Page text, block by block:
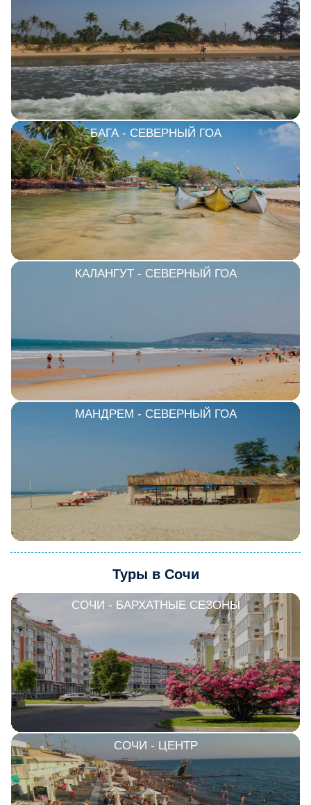
БАГА - СЕВЕРНЫЙ ГОА
КАЛАНГУТ - СЕВЕРНЫЙ ГОА
МАНДРЕМ - СЕВЕРНЫЙ ГОА
Туры в Сочи
СОЧИ - БАРХАТНЫЕ СЕЗОНЫ
СОЧИ - ЦЕНТР